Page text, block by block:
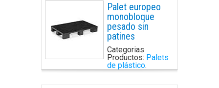
Palet europeo
monobloque
pesado sin
patines
Categorias
Productos: Palets
de plástico.